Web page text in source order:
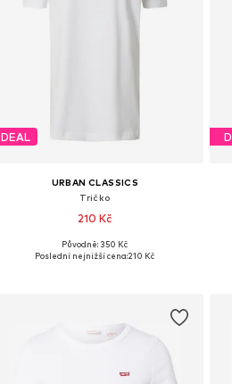
DEAL
URBAN CLASSICS
Tričko
210 Kč
+1
Dostupné velikosti: XS, S, M, L, XL
Původně: 350 Kč
Poslední nejnižší cena:210 Kč